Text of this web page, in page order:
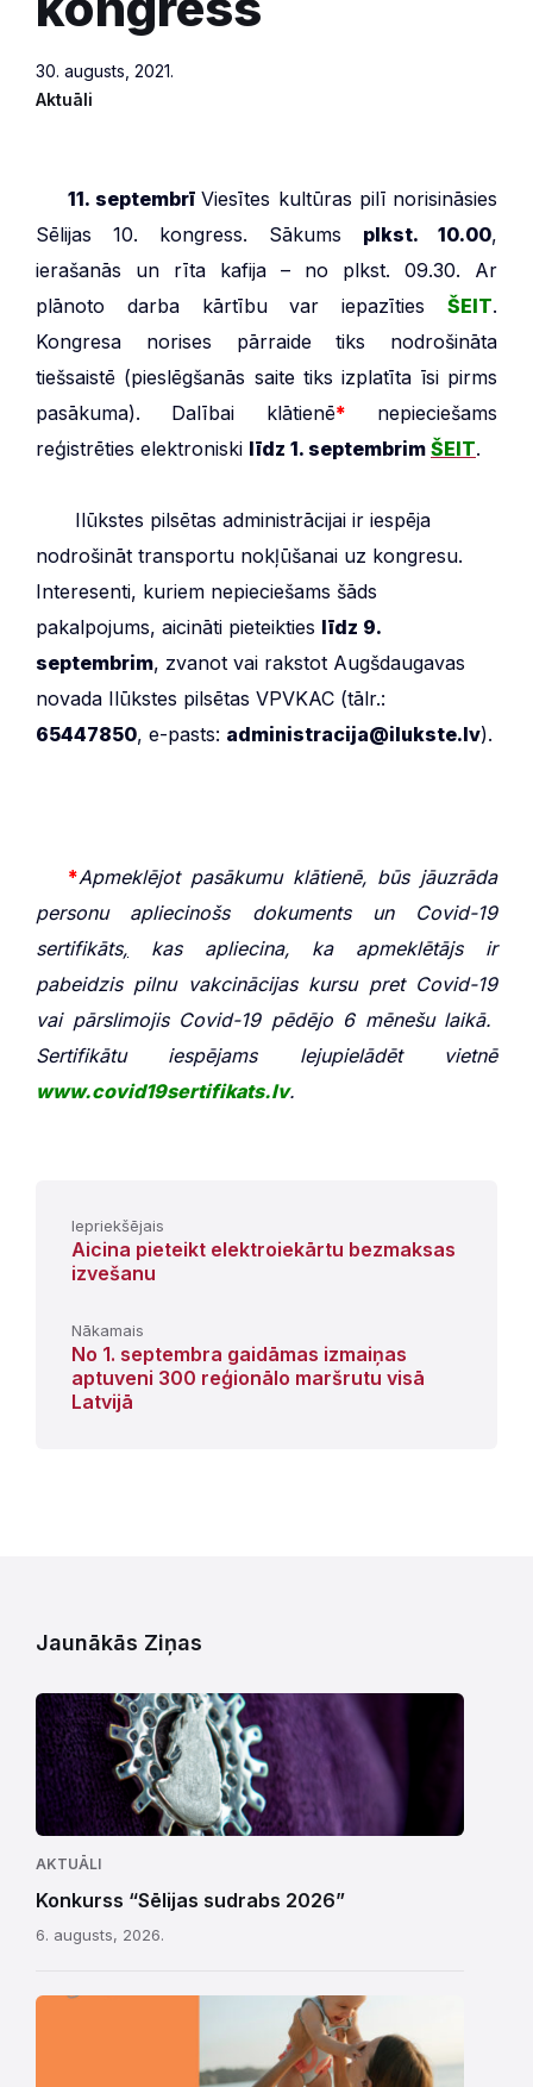
30. augusts, 2021.
Aktuāli
11. septembrīViesītes kultūras pilī norisināsies
Sēlijas 10. kongress. Sākums plkst. 10.00,
ierašanās un rīta kafija – no plkst. 09.30. Ar
plānoto darba kārtību var iepazīties ŠEIT.
Kongresa norises pārraide tiks nodrošināta
tiešsaistē (pieslēgšanās saite tiks izplatīta īsi pirms
pasākuma). Dalībai klātienē* nepieciešams
reģistrēties elektroniski līdz 1. septembrim ŠEIT.
Ilūkstes pilsētas administrācijai ir iespēja
nodrošināt transportu nokļūšanai uz kongresu.
Interesenti, kuriem nepieciešams šāds
pakalpojums, aicināti pieteikties līdz 9.
septembrim, zvanot vai rakstot Augšdaugavas
novada Ilūkstes pilsētas VPVKAC (tālr.:
65447850, e-pasts: administracija@ilukste.lv).
*Apmeklējot pasākumu klātienē, būs jāuzrāda
personu apliecinošs dokuments un Covid-19
sertifikāts, kas apliecina, ka apmeklētājs ir
pabeidzis pilnu vakcinācijas kursu pret Covid-19
vai pārslimojis Covid-19 pēdējo 6 mēnešu laikā.
Sertifikātu iespējams lejupielādēt vietnē
www.covid19sertifikats.lv.
Iepriekšējais
Aicina pieteikt elektroiekārtu bezmaksas
izvešanu
Nākamais
No 1. septembra gaidāmas izmaiņas
aptuveni 300 reģionālo maršrutu visā
Latvijā
Jaunākās Ziņas
AKTUĀLI
Konkurss “Sēlijas sudrabs 2026”
6. augusts, 2026.